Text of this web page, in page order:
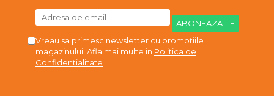
Vreau sa primesc newsletter cu promotiile
magazinului. Afla mai multe in Politica de
Confidentialitate